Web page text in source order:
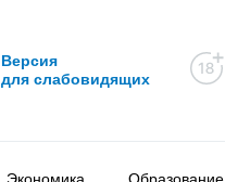
Версия
для слабовидящих